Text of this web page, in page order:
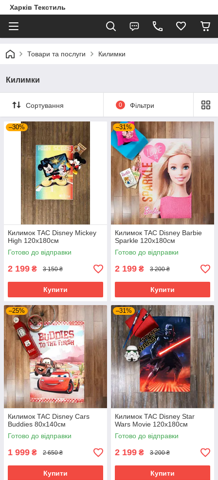
Харків Текстиль
Товари та послуги Килимки
Килимки
Сортування 0 Фільтри
–30%
Килимок TAC Disney Mickey
High 120х180см
Готово до відправки
2 199 ₴ 3 150 ₴
Купити
–31%
Килимок TAC Disney Barbie
Sparkle 120х180см
Готово до відправки
2 199 ₴ 3 200 ₴
Купити
–25%
Килимок TAC Disney Cars
Buddies 80х140см
Готово до відправки
1 999 ₴ 2 650 ₴
Купити
–31%
Килимок TAC Disney Star
Wars Movie 120х180см
Готово до відправки
2 199 ₴ 3 200 ₴
Купити